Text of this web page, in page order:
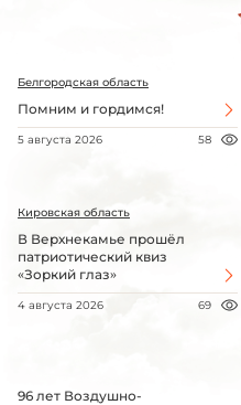
Белгородская область
Помним и гордимся!
5 августа 2026 58
Кировская область
В Верхнекамье прошёл
патриотический квиз
«Зоркий глаз»
4 августа 2026 69
96 лет Воздушно-